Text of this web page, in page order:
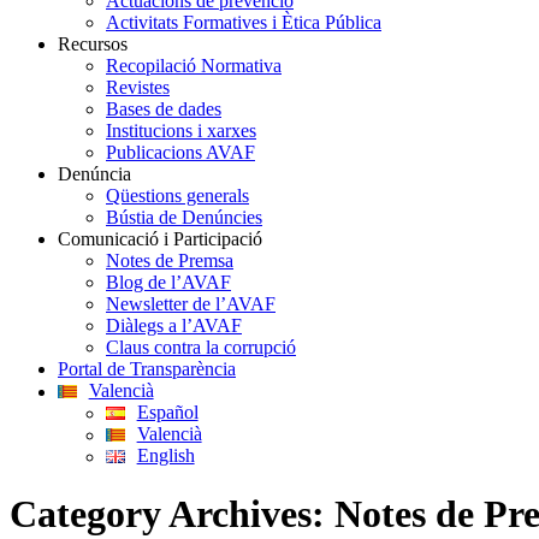
Activitats Formatives i Ètica Pública
Recursos
Recopilació Normativa
Revistes
Bases de dades
Institucions i xarxes
Publicacions AVAF
Denúncia
Qüestions generals
Bústia de Denúncies
Comunicació i Participació
Notes de Premsa
Blog de l’AVAF
Newsletter de l’AVAF
Diàlegs a l’AVAF
Claus contra la corrupció
Portal de Transparència
Valencià
Español
Valencià
English
Category Archives: Notes de